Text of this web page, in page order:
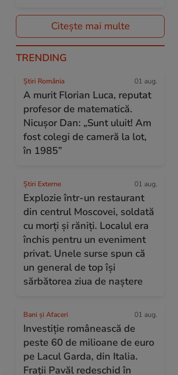
Citește mai multe
TRENDING
Știri România 01 aug.
A murit Florian Luca, reputat
profesor de matematică.
Nicușor Dan: „Sunt uluit! Am
fost colegi de cameră la lot,
în 1985”
Știri Externe 01 aug.
Explozie într-un restaurant
din centrul Moscovei, soldată
cu morți și răniți. Localul era
închis pentru un eveniment
privat. Unele surse spun că
un general de top își
sărbătorea ziua de naștere
Bani și Afaceri 01 aug.
Investiție românească de
peste 60 de milioane de euro
pe Lacul Garda, din Italia.
Frații Pavăl redeschid în